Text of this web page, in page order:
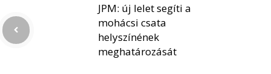
JPM: új lelet segíti a
mohácsi csata
helyszínének
meghatározását